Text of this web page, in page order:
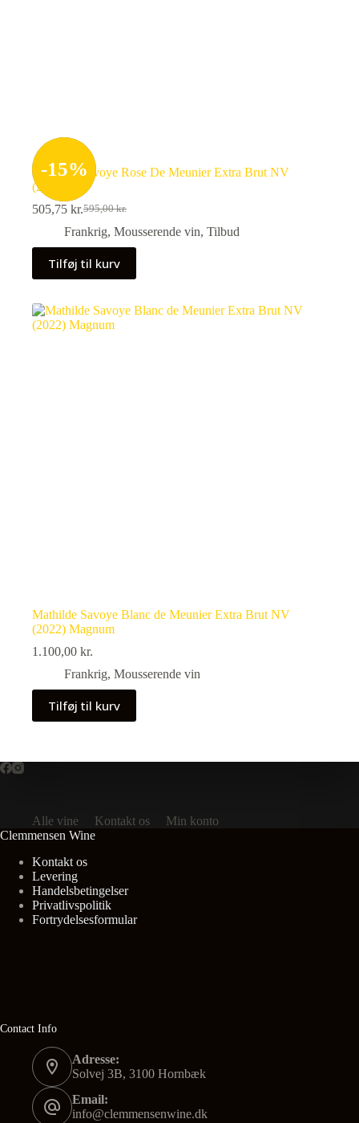
-15%
Mathilde Savoye Rose De Meunier Extra Brut NV
(2022)
595,00kr.
Den
oprindelige
var:
595,00 kr..
505,75 kr.Den
aktuelle
er:
505,75 kr..
Frankrig, Mousserende vin, Tilbud
Tilføj til kurv
Mathilde Savoye Blanc de Meunier Extra Brut NV
(2022) Magnum
1.100,00 kr.
Frankrig, Mousserende vin
Tilføj til kurv
Alle vine Kontakt os
Min konto
Clemmensen Wine
Kontakt os
Levering
Handelsbetingelser
Privatlivspolitik
Fortrydelsesformular
Contact Info
Adresse:
Solvej 3B, 3100 Hornbæk
Email:
info@clemmensenwine.dk